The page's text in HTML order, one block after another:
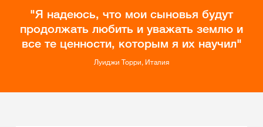
Я надеюсь, что мои сыновья будут
продолжать любить и уважать землю и
все те ценности, которым я их научил
Луиджи Торри, Италия